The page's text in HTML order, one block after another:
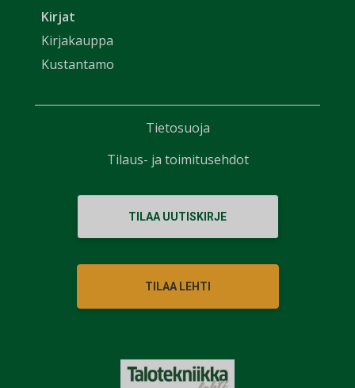
Kirjat
Kirjakauppa
Kustantamo
TILAA UUTISKIRJE
TILAA LEHTI
Tietosuoja
Tilaus- ja toimitusehdot